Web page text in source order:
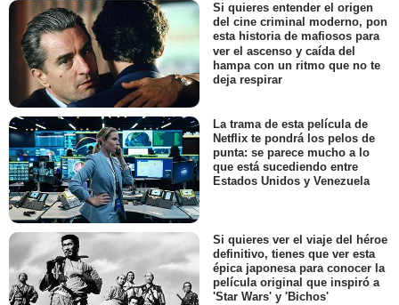
Si quieres entender el origen
del cine criminal moderno, pon
esta historia de mafiosos para
ver el ascenso y caída del
hampa con un ritmo que no te
deja respirar
La trama de esta película de
Netflix te pondrá los pelos de
punta: se parece mucho a lo
que está sucediendo entre
Estados Unidos y Venezuela
Si quieres ver el viaje del héroe
definitivo, tienes que ver esta
épica japonesa para conocer la
película original que inspiró a
'Star Wars' y 'Bichos'